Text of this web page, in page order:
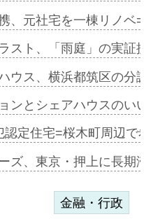
、元社宅を一棟リノ
スト、「雨庭」の実
ウス、横浜都筑区の
ンとシェアハウスの
認定住宅=桜木町周辺
ズ、東京・押上に長
金融・行政